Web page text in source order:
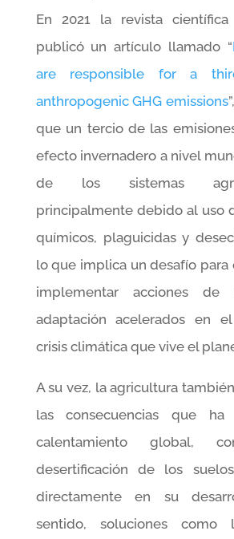
En 2021 la revista
publicó un artículo llamado “
are responsible for a
anthropogenic GHG emissions
que un tercio de las
efecto invernadero a nivel
de los sistemas
principalmente debido al uso
químicos, plaguicidas y
lo que implica un desafío para
implementar acciones de
adaptación acelerados en
crisis climática que vive el
A su vez, la agricultura
las consecuencias que
calentamiento global,
desertificación de los
directamente en su
sentido, soluciones como